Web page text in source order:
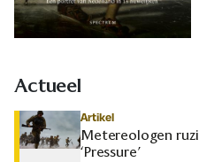
Actueel
Artikel
Metereologen
‘Pressure’